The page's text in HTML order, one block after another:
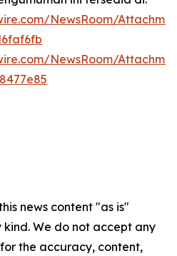
NewsRoom/
NewsRoom/
news content "as is"
We do not accept any
the accuracy, content,